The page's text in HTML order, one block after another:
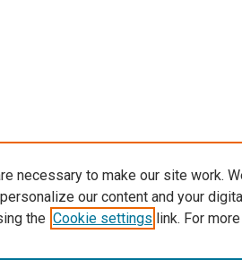
necessary to make our site work.
our content and your
the Cookie settings link. For